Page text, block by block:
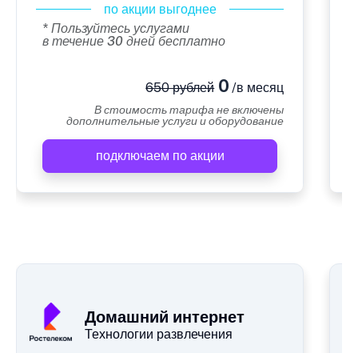
по акции выгоднее
* Пользуйтесь услугами
в течение 30 дней бесплатно
650 рублей0 /в месяц
В стоимость тарифа не включены
дополнительные услуги и оборудование
подключаем по акции
Домашний интернет
Технологии развлечения